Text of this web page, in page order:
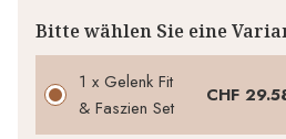
Bitte wählen Sie eine
1 x Gelenk Fit
& Faszien Set
CHF